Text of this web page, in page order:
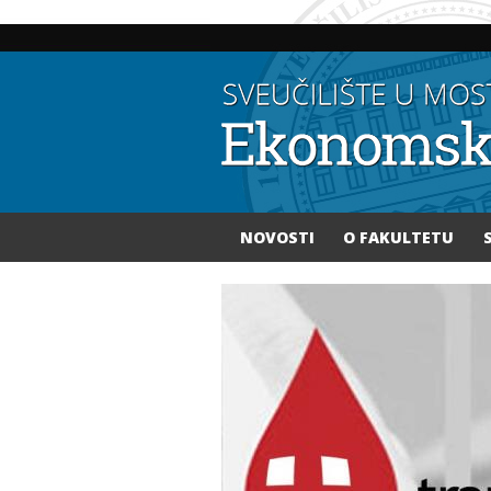
NOVOSTI O FAKULTETU
Vi ste ovdje